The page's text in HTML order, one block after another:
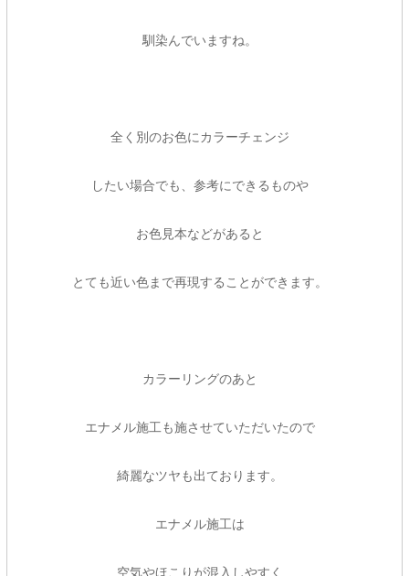
馴染んでいますね。
全く別のお色にカラーチェンジ
したい場合でも、参考にできるものや
お色見本などがあると
とても近い色まで再現することができます。
カラーリングのあと
エナメル施工も施させていただいたので
綺麗なツヤも出ております。
エナメル施工は
空気やほこりが混入しやすく